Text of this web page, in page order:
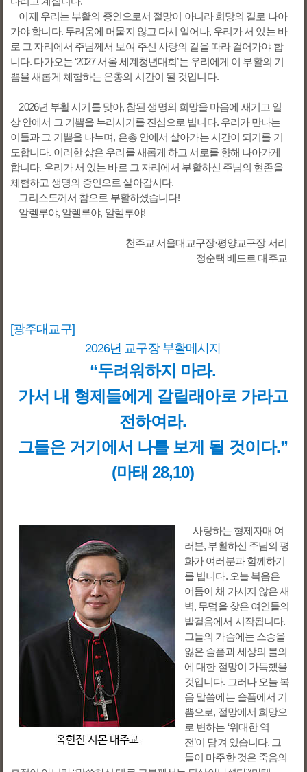
이제 우리는 부활의 증인으로서 절망이 아니라 희망의 길로 나아
가야 합니다. 두려움에 머물지 않고 다시 일어나, 우리가 서 있는 바
로 그 자리에서 주님께서 보여 주신 사랑의 길을 따라 걸어가야 합
니다. 다가오는 ‘2027 서울 세계청년대회’는 우리에게 이 부활의 기
쁨을 새롭게 체험하는 은총의 시간이 될 것입니다.
2026년 부활 시기를 맞아, 참된 생명의 희망을 마음에 새기고 일
상 안에서 그 기쁨을 누리시기를 진심으로 빕니다. 우리가 만나는
이들과 그 기쁨을 나누며, 은총 안에서 살아가는 시간이 되기를 기
도합니다. 이러한 삶은 우리를 새롭게 하고 서로를 향해 나아가게
합니다. 우리가 서 있는 바로 그 자리에서 부활하신 주님의 현존을
체험하고 생명의 증인으로 살아갑시다.
그리스도께서 참으로 부활하셨습니다!
알렐루야, 알렐루야, 알렐루야!
천주교 서울대교구장·평양교구장 서리
정순택 베드로 대주교
[광주대교구]
2026년 교구장 부활메시지
“두려워하지 마라.
가서 내 형제들에게 갈릴래아로 가라고
전하여라.
그들은 거기에서 나를 보게 될 것이다.”
(마태 28,10)
사랑하는 형제자매 여
러분, 부활하신 주님의 평
화가 여러분과 함께하기
를 빕니다. 오늘 복음은
어둠이 채 가시지 않은 새
벽, 무덤을 찾은 여인들의
발걸음에서 시작됩니다.
그들의 가슴에는 스승을
잃은 슬픔과 세상의 불의
에 대한 절망이 가득했을
것입니다. 그러나 오늘 복
음 말씀에는 슬픔에서 기
쁨으로, 절망에서 희망으
로 변하는 ‘위대한 역
전’이 담겨 있습니다. 그
들이 마주한 것은 죽음의